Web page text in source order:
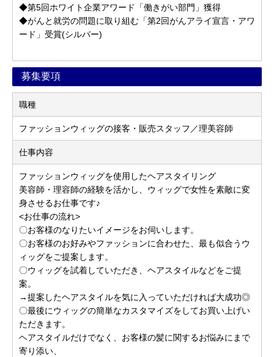
◆第5回ホワイト企業アワード「働きがい部門」獲得
◆がんと就労の問題に取り組む「第2回がんアライ宣言・アワ
ード」受賞(シルバー)
募集要項
職種
ファッションウィッグの接客・販売スタッフ／理美容師
仕事内容
ファッションウィッグを使用したヘアスタイリング
美容師・理容師の経験を活かし、ウィッグで女性を素敵に変
身させるお仕事です♪
<お仕事の流れ>
〇お客様のなりたいイメージをお伺いします。
〇お客様のお好みやファッションに合わせた、最も似合うウ
ィッグをご提案します。
〇ウィッグを試着していただき、ヘアスタイルなどをご提
案。
→提案したヘアスタイルを気に入っていただければ大成功◎
〇最後にウィッグの簡単なカスタマイズをしてお買い上げい
ただきます。
ヘアスタイルだけでなく、お客様の髪に関するお悩みにまで
寄り添い、